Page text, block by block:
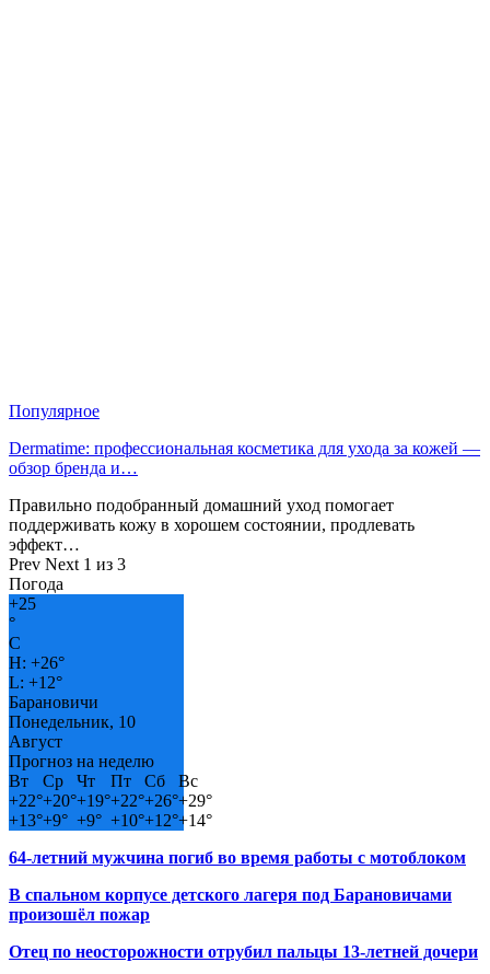
Популярное
Dermatime: профессиональная косметика для ухода за кожей —
обзор бренда и…
Правильно подобранный домашний уход помогает
поддерживать кожу в хорошем состоянии, продлевать
эффект…
Prev Next 1 из 3
Погода
+25
°
C
H: +26°
L: +12°
Барановичи
Понедельник, 10
Август
Прогноз на неделю
Вт
Ср Чт Пт Сб
Вс
+22°+20°+19°+22°+26°+29°
+13°+9° +9° +10°+12°+14°
64-летний мужчина погиб во время работы с мотоблоком
В спальном корпусе детского лагеря под Барановичами
произошёл пожар
Отец по неосторожности отрубил пальцы 13-летней дочери